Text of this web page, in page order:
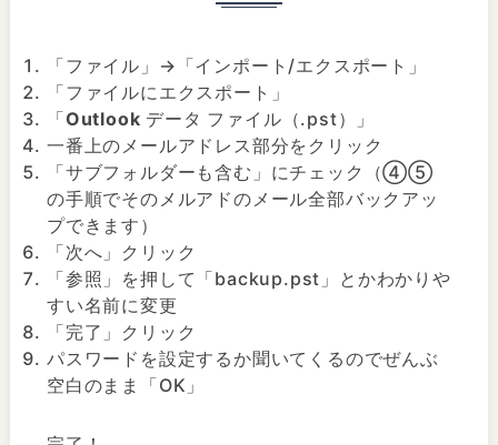
「ファイル」→「インポート/エクスポート」
「ファイルにエクスポート」
「Outlook データ ファイル（.pst）」
一番上のメールアドレス部分をクリック
「サブフォルダーも含む」にチェック（④⑤
の手順でそのメルアドのメール全部バックアッ
プできます）
「次へ」クリック
「参照」を押して「backup.pst」とかわかりや
すい名前に変更
「完了」クリック
パスワードを設定するか聞いてくるのでぜんぶ
空白のまま「OK」